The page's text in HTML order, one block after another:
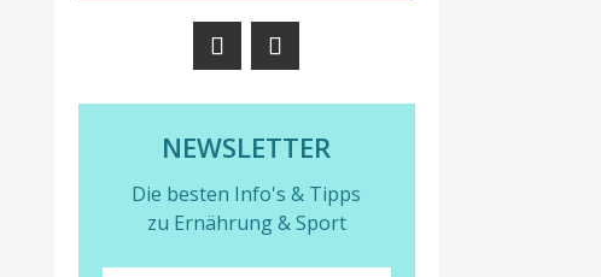
NEWSLETTER
Die besten Info's & Tipps
zu Ernährung & Sport